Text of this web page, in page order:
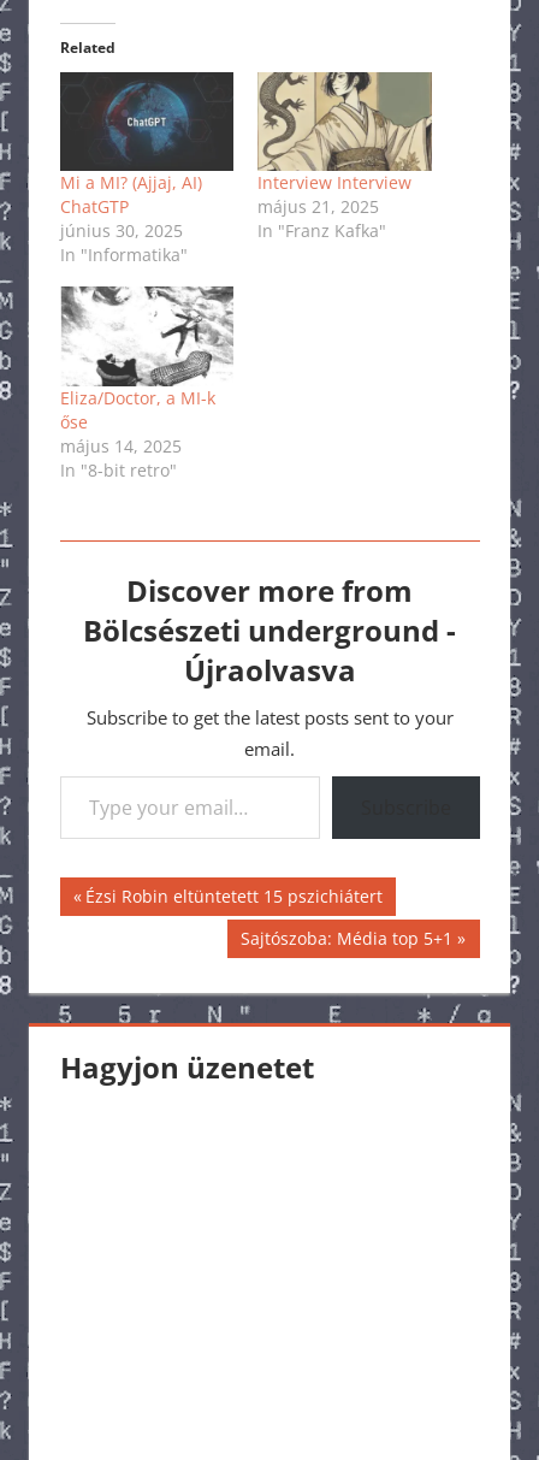
Related
Mi a MI? (Ajjaj, AI)
ChatGTP
június 30, 2025
In "Informatika"
Interview Interview
május 21, 2025
In "Franz Kafka"
Eliza/Doctor, a MI-k
őse
május 14, 2025
In "8-bit retro"
Discover more from
Bölcsészeti underground -
Újraolvasva
Subscribe to get the latest posts sent to your
email.
Type your email…
Bejegyzés
Previous
Post:
Ézsi Robin eltüntetett 15 pszichiátert
Next
Sajtószoba: Média top 5+1
Hagyjon üzenetet